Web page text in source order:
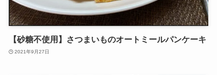
【砂糖不使用】さつまいものオートミールパンケーキ
2021年9月27日